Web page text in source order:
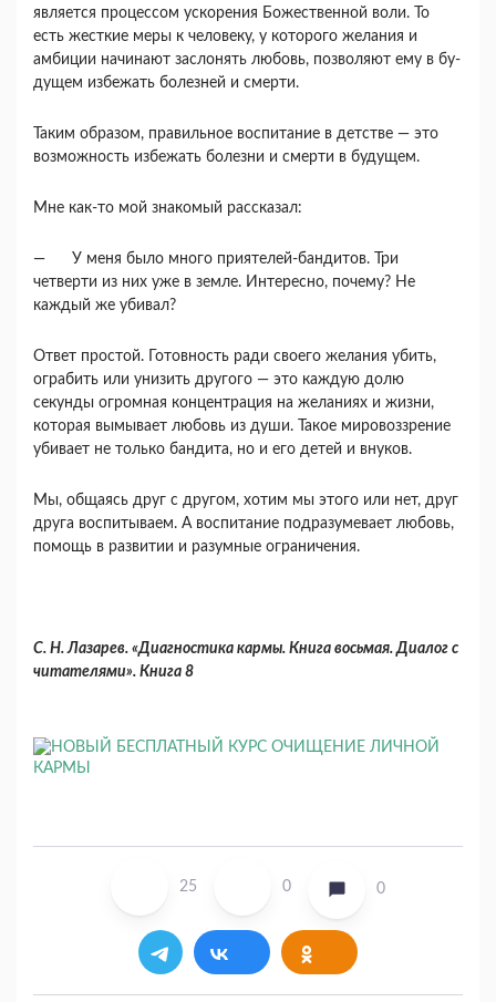
является процессом ускорения Божественной воли. То
есть жесткие меры к человеку, у которого желания и
амбиции начинают заслонять любовь, позволяют ему в бу­
дущем избежать болезней и смерти.
Таким образом, правильное воспитание в дет­стве — это
возможность избежать болезни и смер­ти в будущем.
Мне как-то мой знакомый рассказал:
— У меня было много приятелей-бандитов. Три
четверти из них уже в земле. Интересно, почему? Не
каждый же убивал?
Ответ простой. Готовность ради своего желания убить,
ограбить или унизить другого — это каж­дую долю
секунды огромная концентрация на же­ланиях и жизни,
которая вымывает любовь из души. Такое мировоззрение
убивает не только бандита, но и его детей и внуков.
Мы, общаясь друг с другом, хотим мы этого или нет, друг
друга воспитываем. А воспитание подразумевает любовь,
помощь в развитии и ра­зумные ограничения.
С. Н. Лазарев. «Диагностика кармы. Книга восьмая. Диалог с
читателями». Книга 8
25 0 0